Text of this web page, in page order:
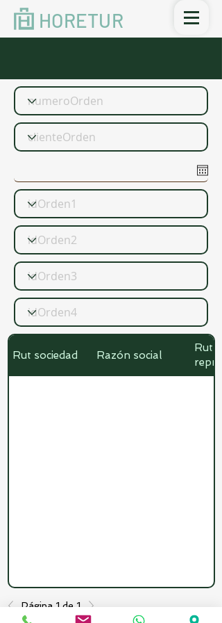
HORETUR
Rut sociedad Razón social
Rut
Página 1 de 1